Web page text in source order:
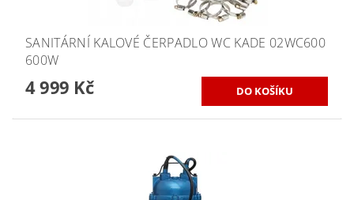
SANITÁRNÍ KALOVÉ ČERPADLO WC KADE 02WC600
600W
4 999 Kč